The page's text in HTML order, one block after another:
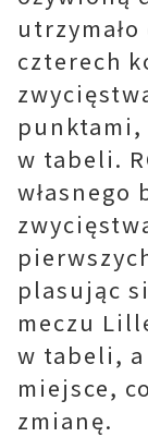
czterech
punktami,
w tabeli.
własnego
plasując
meczu
w tabeli, a
miejsce,
zmianę.